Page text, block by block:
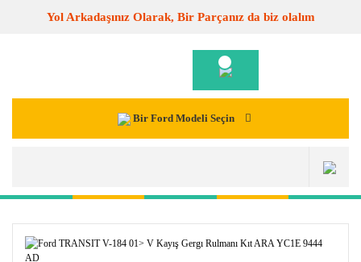
Yol Arkadaşınız Olarak, Bir Parçanız da biz olalım
Bir Ford Modeli Seçin